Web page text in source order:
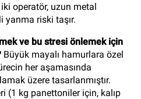
operatör, uzun metal
yanma riski taşır.
ve bu stresi önlemek için
Büyük mayalı hamurlara özel
her aşamasında
üzere tasarlanmıştır.
(1 kg panettoniler için, kalıp